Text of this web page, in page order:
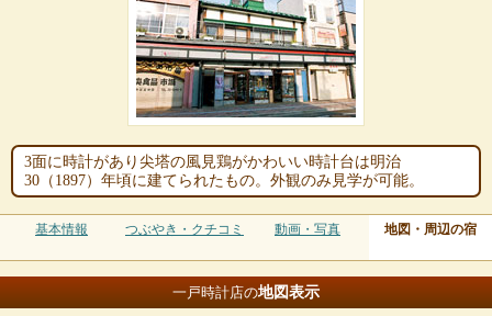
3面に時計があり尖塔の風見鶏がかわいい時計台は明治
30（1897）年頃に建てられたもの。外観のみ見学が可能。
基本情報 つぶやき・クチコミ 動画・写真 地図・周辺の宿
一戸時計店の地図表示